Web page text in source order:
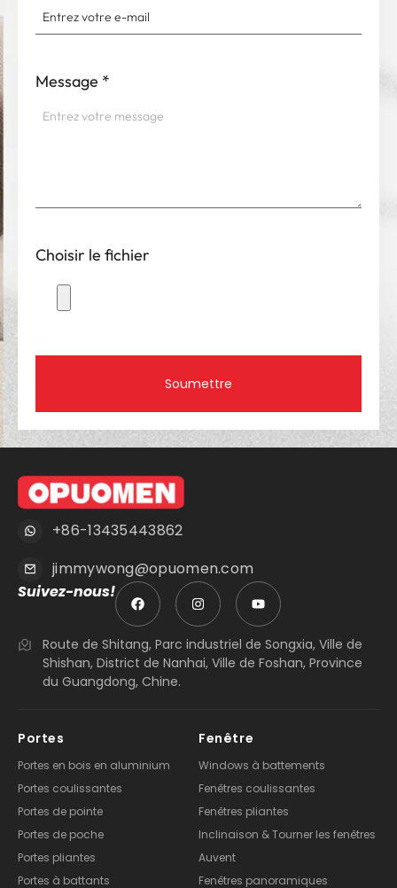
Message *
Choisir le fichier
Soumettre
+86-13435443862
jimmywong@opuomen.com
Suivez-nous!
Route de Shitang, Parc industriel de Songxia, Ville de
Shishan, District de Nanhai, Ville de Foshan, Province
du Guangdong, Chine.
Portes
Portes en bois en aluminium
Portes coulissantes
Portes de pointe
Portes de poche
Portes pliantes
Portes à battants
Fenêtre
Windows à battements
Fenêtres coulissantes
Fenêtres pliantes
Inclinaison & Tourner les fenêtres
Auvent
Fenêtres panoramiques